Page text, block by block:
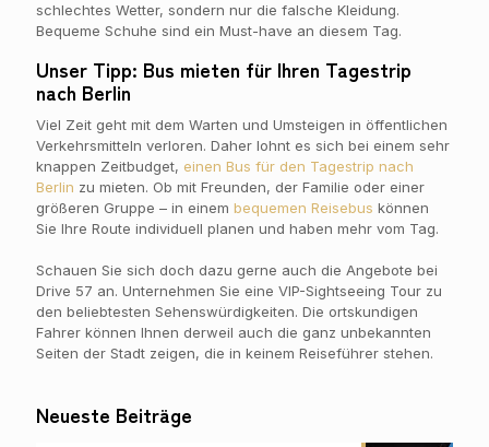
schlechtes Wetter, sondern nur die falsche Kleidung.
Bequeme Schuhe sind ein Must-have an diesem Tag.
Unser Tipp: Bus mieten für Ihren Tagestrip
nach Berlin
Viel Zeit geht mit dem Warten und Umsteigen in öffentlichen
Verkehrsmitteln verloren. Daher lohnt es sich bei einem sehr
knappen Zeitbudget, einen Bus für den Tagestrip nach
Berlin zu mieten. Ob mit Freunden, der Familie oder einer
größeren Gruppe – in einem bequemen Reisebus können
Sie Ihre Route individuell planen und haben mehr vom Tag.
Schauen Sie sich doch dazu gerne auch die Angebote bei
Drive 57 an. Unternehmen Sie eine VIP-Sightseeing Tour zu
den beliebtesten Sehenswürdigkeiten. Die ortskundigen
Fahrer können Ihnen derweil auch die ganz unbekannten
Seiten der Stadt zeigen, die in keinem Reiseführer stehen.
Neueste Beiträge